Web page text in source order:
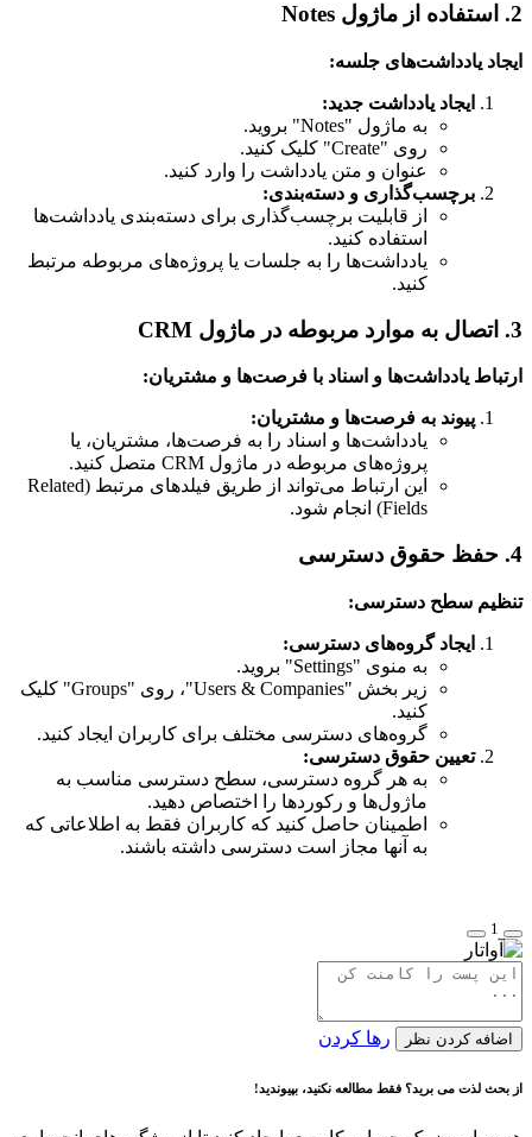
2. استفاده از ماژول Notes
ایجاد یادداشت‌های جلسه:
ایجاد یادداشت جدید:
به ماژول "Notes" بروید.
روی "Create" کلیک کنید.
عنوان و متن یادداشت را وارد کنید.
برچسب‌گذاری و دسته‌بندی:
از قابلیت برچسب‌گذاری برای دسته‌بندی یادداشت‌ها
استفاده کنید.
یادداشت‌ها را به جلسات یا پروژه‌های مربوطه مرتبط
کنید.
3. اتصال به موارد مربوطه در ماژول CRM
ارتباط یادداشت‌ها و اسناد با فرصت‌ها و مشتریان:
پیوند به فرصت‌ها و مشتریان:
یادداشت‌ها و اسناد را به فرصت‌ها، مشتریان، یا
پروژه‌های مربوطه در ماژول CRM متصل کنید.
این ارتباط می‌تواند از طریق فیلدهای مرتبط (Related
Fields) انجام شود.
4. حفظ حقوق دسترسی
تنظیم سطح دسترسی:
ایجاد گروه‌های دسترسی:
به منوی "Settings" بروید.
زیر بخش "Users & Companies"، روی "Groups" کلیک
کنید.
گروه‌های دسترسی مختلف برای کاربران ایجاد کنید.
تعیین حقوق دسترسی:
به هر گروه دسترسی، سطح دسترسی مناسب به
ماژول‌ها و رکوردها را اختصاص دهید.
اطمینان حاصل کنید که کاربران فقط به اطلاعاتی که
به آنها مجاز است دسترسی داشته باشند.
1
اضافه کردن نظر رها کردن
از بحث لذت می برید؟ فقط مطالعه نکنید، بپیوندید!